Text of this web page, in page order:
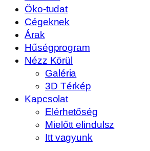
Öko-tudat
Cégeknek
Árak
Hűségprogram
Nézz Körül
Galéria
3D Térkép
Kapcsolat
Elérhetőség
Mielőtt elindulsz
Itt vagyunk